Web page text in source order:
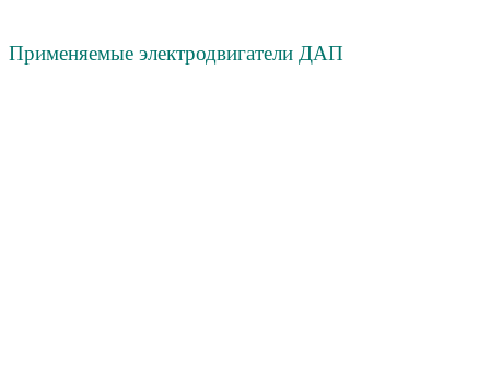
Применяемые электродвигатели ДАП